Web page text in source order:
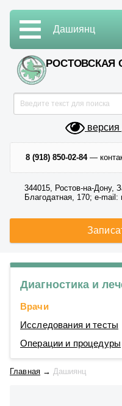
РОСТОВСКАЯ
8 (918) 850-02-84—
344015, Ростов-на-Дону,
Благодатная, 170; e-mail:
Дашиянц
Диагностика и
Врачи
Исследования и тесты
Операции и процедуры
Главная →Дашиянц